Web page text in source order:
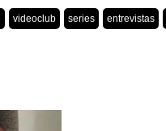
videoclub series entrevistas